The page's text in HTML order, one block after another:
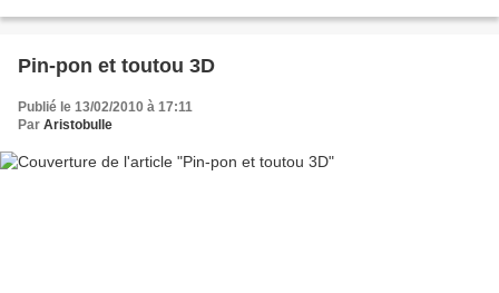
Pin-pon et toutou 3D
Publié le 13/02/2010 à 17:11
Par Aristobulle